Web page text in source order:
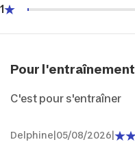
1
Pour l'entraînement
C'est pour s'entraîner
Delphine 05/08/2026